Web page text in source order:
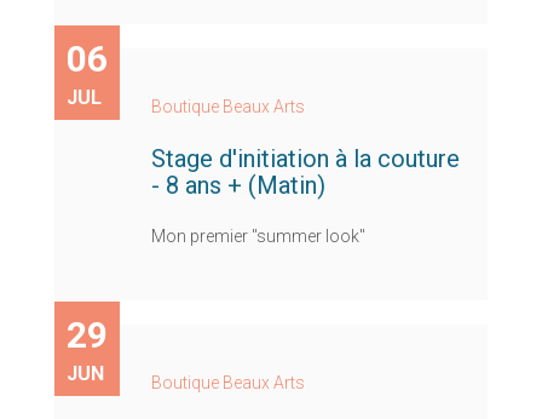
06
JUL Boutique Beaux Arts
Stage d'initiation à la couture
- 8 ans + (Matin)
Mon premier "summer look"
29
JUN Boutique Beaux Arts